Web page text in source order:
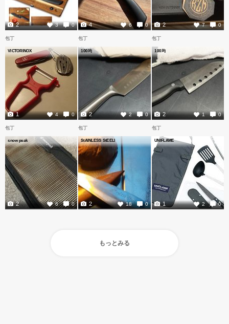
3 0
2 6 0
4 7 0
2
包丁
VICTORINOX
4 0
1
包丁
100均
2 0
2
包丁
100均
1 0
2
包丁
snow peak
6 0
2
包丁
StAINLESS StEELl
18 0
2
包丁
UNIFLAME
2 0
1
もっとみる